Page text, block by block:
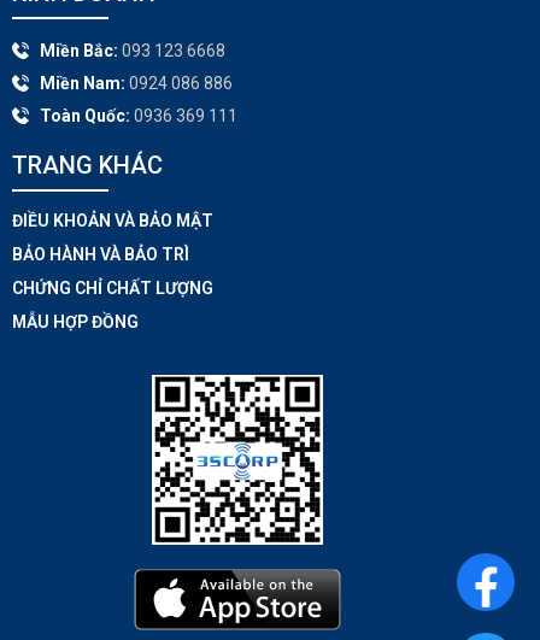
Miền Bắc: 093 123 6668
Miền Nam: 0924 086 886
Toàn Quốc: 0936 369 111
TRANG KHÁC​
ĐIỀU KHOẢN VÀ BẢO MẬT
BẢO HÀNH VÀ BẢO TRÌ
CHỨNG CHỈ CHẤT LƯỢNG
MẪU HỢP ĐỒNG